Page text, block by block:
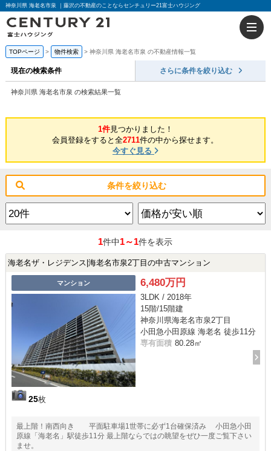
神奈川県 海老名市泉 ｜藤沢の不動産のことならセンチュリー21富士ハウジング
TOPページ 物件検索 神奈川県 海老名市泉 の不動産情報一覧
現在の検索条件 さらに条件を絞り込む
神奈川県 海老名市泉 の検索結果一覧
1件見つかりました！
会員登録をすると全2711件の中から探せます。
今すぐ見る
条件を絞り込む
1件中1～1件を表示
海老名ザ・レジデンス|海老名市泉2丁目の中古マンション
マンション
25枚
6,480万円
3LDK / 2018年
15階/15階建
神奈川県海老名市泉2丁目
小田急小田原線 海老名 徒歩11分
専有面積 80.28㎡
最上階！南西向き 平面駐車場1世帯に必ず1台確保済み 小田急小田
原線「海老名」駅徒歩11分 最上階ならではの眺望をぜひ一度ご覧下さい
ませ。